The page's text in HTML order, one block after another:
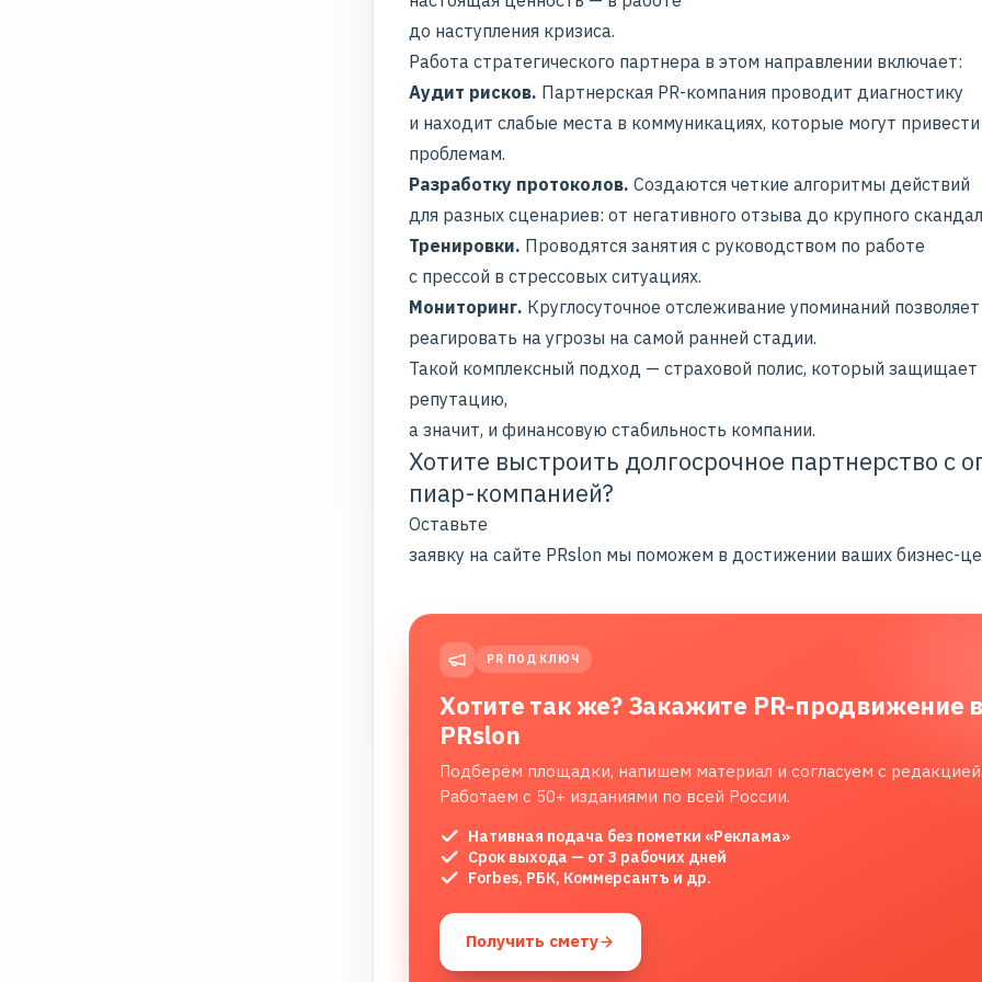
до наступления кризиса.
Работа стратегического партнера в этом направлении включает:
Аудит рисков. Партнерская PR-компания проводит диагностику
и находит слабые места в коммуникациях, которые могут
проблемам.
Разработку протоколов. Создаются четкие алгоритмы действий
для разных сценариев: от негативного отзыва до крупного
Тренировки. Проводятся занятия с руководством по работе
с прессой в стрессовых ситуациях.
Мониторинг. Круглосуточное отслеживание упоминаний позволяет
реагировать на угрозы на самой ранней стадии.
Такой комплексный подход — страховой полис, который защищает
репутацию,
а значит, и финансовую стабильность компании.
Хотите выстроить долгосрочное партнерство с
пиар-компанией?
Оставьте
заявку на сайте PRslon мы поможем в достижении ваших бизнес-
PR ПОД КЛЮЧ
Хотите так же? Закажите PR-продвижение в
PRslon
Подберём площадки, напишем материал и согласуем с редакцией.
Работаем с 50+ изданиями по всей России.
Нативная подача без пометки «Реклама»
Срок выхода — от 3 рабочих дней
Forbes, РБК, Коммерсантъ и др.
Получить смету